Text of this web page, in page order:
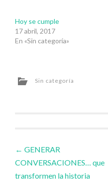
Hoy se cumple
17 abril, 2017
En «Sin categoría»
Sin categoría
Navegador
de
← GENERAR
CONVERSACIONES… que
transformen la historia